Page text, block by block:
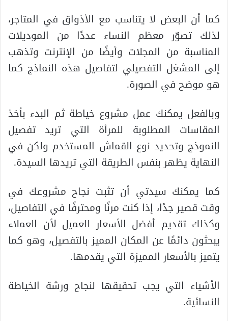
كما أن البعض لا يتناسب مع الأذواق في المتاجر،
لذلك تصوّر معظم النساء عددًا من الموديلات
المناسبة من المجلات وأيضًا من الإنترنت وتذهب
إلى المشغل التفصيلي لتفاصيل هذه النماذج كما
هو موضح في الصورة.
وبالفعل يمكنك عمل مشروع خياطة ثم البدء بأخذ
المقاسات المطلوبة للمرأة التي تريد تفصيل
النموذج وتحديد نوع القماش المستخدم ولكن في
النهاية يظهر بنفس الطريقة التي تريدها السيدة.
كما يمكنك سيدتي أن تثبت نجاح مشروعك في
وقت قصير جدًا، إذا كنت مرنًا ومحترفًا في التفاصيل،
وكذلك تقديم أفضل الأسعار للعميل لأن العملاء
يبحثون دائمًا عن المكان المميز بالتفصيل، وهو كما
يتميز بالأسعار المميزة التي يقدمها.
الأشياء التي يجب تحقيقها لنجاح ورشة الخياطة
النسائية.